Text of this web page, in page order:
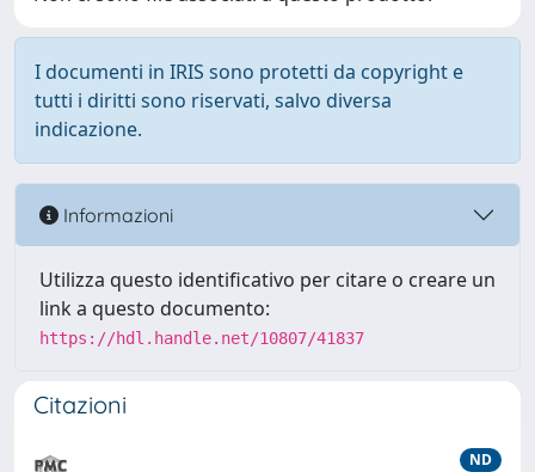
I documenti in IRIS sono protetti da copyright e
tutti i diritti sono riservati, salvo diversa
indicazione.
Informazioni
Utilizza questo identificativo per citare o creare un
link a questo documento:
https://hdl.handle.net/10807/41837
Citazioni
ND